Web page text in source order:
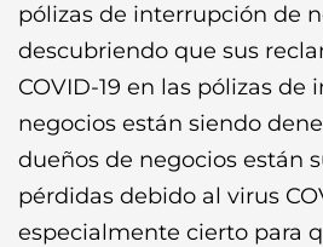
pólizas de interrupción de
descubriendo que sus
COVID-19 en las pólizas de
negocios están siendo
dueños de negocios están
pérdidas debido al virus
especialmente cierto para